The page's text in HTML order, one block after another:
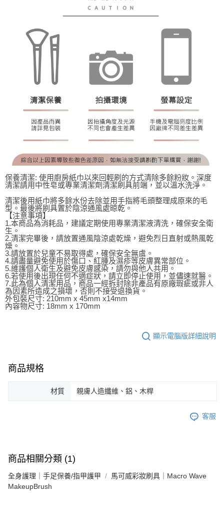
保養清潔: 使用廚房紙巾以來回輕刷的方式清除多餘粉妝。深度
清潔請用中性皂或專業清潔劑清潔刷具前端，並以溫水洗淨。
清潔後用紙巾將多餘水份去除並用手指將毛頭整理成原來的毛
型。最後將刷具置於陰涼通風處晾乾。
【注意事項】
1.本商品為消耗品，建議定期使用專業清潔液清洗，確保安全衛
生。
2.清潔完畢後，請放置通風陰涼處乾燥，避免烈日直射或熱風乾
燥。
3.請放置於兒童不易取得處，確保安全無虞。
4.請盡量避免使用於傷口、紅腫及濕疹等皮膚異常部位。
5.維護個人衛生及避免皮膚感染，請勿與他人共用。
6.若使用後出現任何不適症狀，請立即停止使用，並儘速就醫。
7.此為個人清潔用品，商品一經拆封除非產品有原廠瑕疵或非人
為因素所造成之損壞，否則不接受退換貨。
外包裝尺寸: 210mm x 45mm x14mm
內容物尺寸: 18mm x 170mm
顯示電腦版詳細說明
商品規格
材質 親膚人造纖維、鋁、木桿
客服
商品相關分類 (1)
全身護理｜手足保養/指甲護甲
馬可威彩妝刷具｜Macro Wave
MakeupBrush